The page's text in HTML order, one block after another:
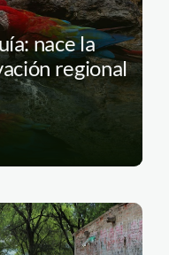
nace la
regional